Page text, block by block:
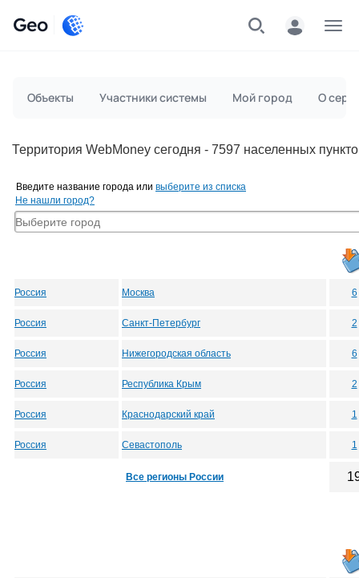
Geo
Объекты Участники системы Мой город О
Территория WebMoney сегодня - 7597 населенных
Введите название города или выберите из списка
Не нашли город?
Россия Москва 6
Россия Санкт-Петербург 2
Россия Нижегородская область 6
Россия Республика Крым 2
Россия Краснодарский край 1
Россия Севастополь 1
Все регионы России